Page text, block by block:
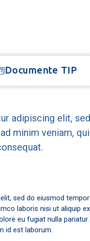
Documente TIP
adipiscing elit,
minim veniam,
sed do eiusmod
laboris nisi ut aliquip
eu fugiat nulla
id est laborum.